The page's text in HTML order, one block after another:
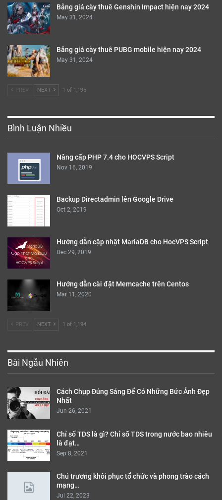
Bảng giá cày thuê Genshin Impact hiện nay 2024
May 31, 2024
Bảng giá cày thuê PUBG mobile hiện nay 2024
May 31, 2024
PREV NEXT 1 of 1,195
Bình Luận Nhiều
Nâng cấp PHP 7.4 cho HOCVPS Script
Nov 16, 2019
Backup Directadmin lên Google Drive
Oct 2, 2019
Hướng dẫn cập nhật MariaDB cho HocVPS Script
Dec 29, 2019
Hướng dẫn cài đặt Memcache trên Centos
Mar 11, 2020
PREV NEXT 1 of 1,194
Bài Ngẫu Nhiên
Cách Chụp Đúng Sáng Để Có Những Bức Ảnh Đẹp
Nhất
Jun 26, 2021
Chỉ số TDS là gì? Chỉ số TDS trong nước bao nhiêu
là đạt…
Sep 8, 2021
Chủ trương khôi phục tổ chức và phong trào cách
mạng…
Jul 22, 2023